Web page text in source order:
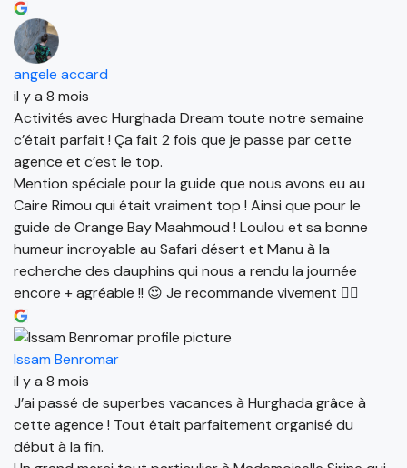
angele accard
il y a 8 mois
Activités avec Hurghada Dream toute notre semaine
c’était parfait ! Ça fait 2 fois que je passe par cette
agence et c’est le top.
Mention spéciale pour la guide que nous avons eu au
Caire Rimou qui était vraiment top ! Ainsi que pour le
guide de Orange Bay Maahmoud ! Loulou et sa bonne
humeur incroyable au Safari désert et Manu à la
recherche des dauphins qui nous a rendu la journée
encore + agréable !! 😍 Je recommande vivement 👌🏼
Issam Benromar
il y a 8 mois
J’ai passé de superbes vacances à Hurghada grâce à
cette agence ! Tout était parfaitement organisé du
début à la fin.